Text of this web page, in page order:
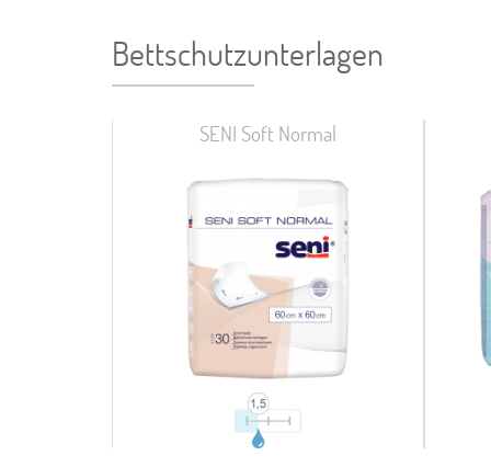
Bettschutzunterlagen
SENI Soft Normal